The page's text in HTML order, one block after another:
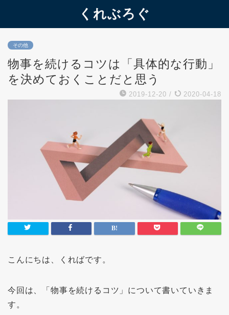
くれぶろぐ
その他
物事を続けるコツは「具体的な行動」
を決めておくことだと思う
2019-12-20 / 2020-04-18
こんにちは、くればです。
今回は、「物事を続けるコツ」について書いていきま
す。